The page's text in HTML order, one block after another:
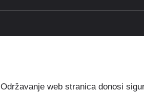
Održavanje web stranica donosi